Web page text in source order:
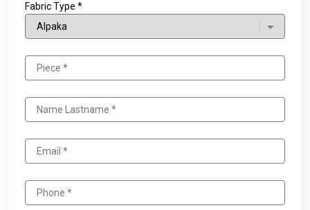
Fabric Type *